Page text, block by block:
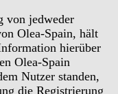
von jedweder
Olea-Spain, hält
hierüber
Olea-Spain
Nutzer standen,
die Registrierung